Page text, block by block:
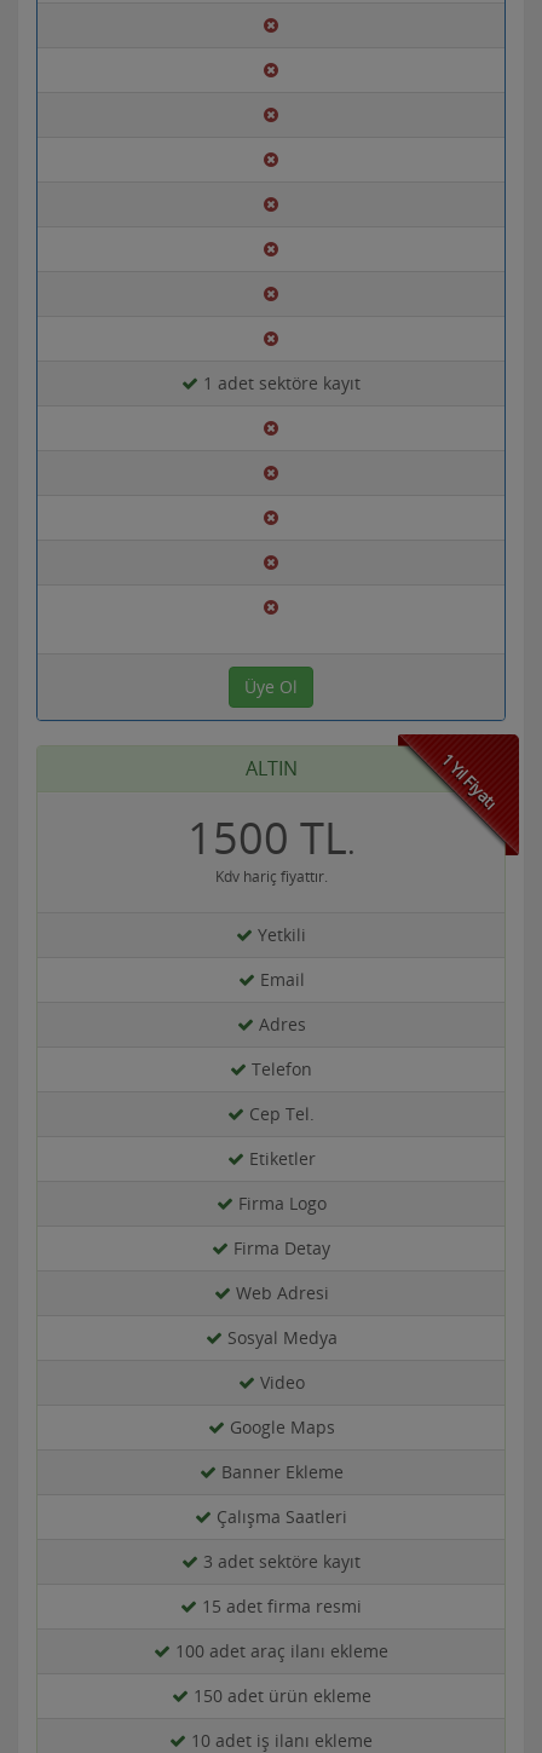
1 adet sektöre kayıt
Üye Ol
1 Yıl Fiyatı
ALTIN
1500 TL.
Kdv hariç fiyattır.
Yetkili
Email
Adres
Telefon
Cep Tel.
Etiketler
Firma Logo
Firma Detay
Web Adresi
Sosyal Medya
Video
Google Maps
Banner Ekleme
Çalışma Saatleri
3 adet sektöre kayıt
15 adet firma resmi
100 adet araç ilanı ekleme
150 adet ürün ekleme
10 adet iş ilanı ekleme